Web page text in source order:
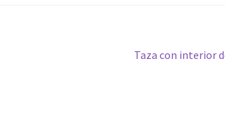
Siguiente:
Taza con interior